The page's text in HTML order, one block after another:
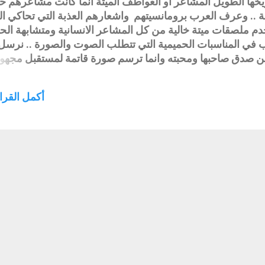
.. وعرف العرب برومانسيتهم واشعارهم العذبة التي تحاكي
ملصقات ميتة خالية من كل المشاعر الانسانية ومتشابهة
في المناسبات الحميمية التي تتطلب الصوت والصورة ..
صدق صاحبها ومحبته وانما ترسم صورة قاتمة لمستقبل
العلاقات العائلية والتواصل الحميمي فاصبح الاب يجلس
يتصل به او يحضر عنده مكتفين بملصق لا تحمل اية مشاعر او
أكمل